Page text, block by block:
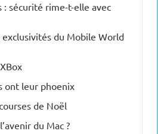
: sécurité rime-t-elle avec
du Mobile World
ont leur phoenix
de Noël
du Mac ?